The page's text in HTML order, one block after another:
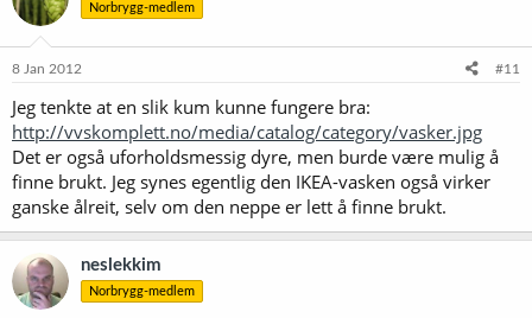
Norbrygg-medlem
8 Jan 2012 #11
Jeg tenkte at en slik kum kunne fungere bra:
http://vvskomplett.no/media/catalog/category/vasker.jpg
Det er også uforholdsmessig dyre, men burde være mulig å
finne brukt. Jeg synes egentlig den IKEA-vasken også virker
ganske ålreit, selv om den neppe er lett å finne brukt.
neslekkim
Norbrygg-medlem